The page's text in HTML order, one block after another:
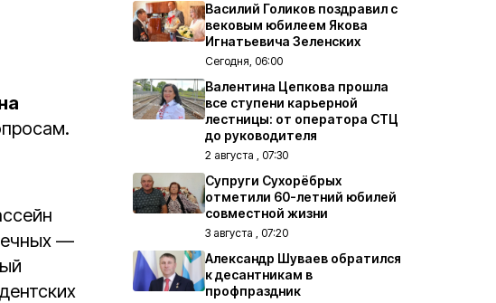
—
Василий Голиков поздравил с
вековым юбилеем Якова
Игнатьевича Зеленских
Сегодня, 06:00
Валентина Цепкова прошла
все ступени карьерной
лестницы: от оператора СТЦ
до руководителя
2 августа , 07:30
Супруги Сухорёбрых
отметили 60-летний юбилей
совместной жизни
3 августа , 07:20
Александр Шуваев обратился
к десантникам в
профпраздник